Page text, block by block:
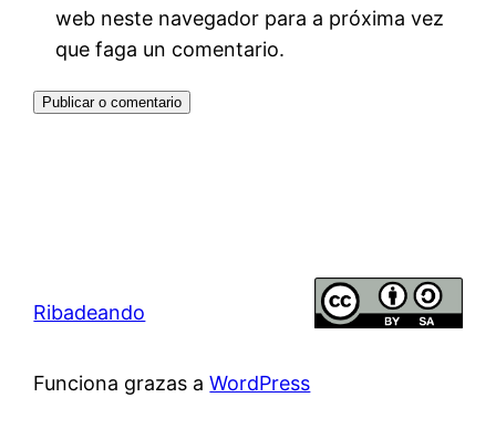
web neste navegador para a próxima vez
que faga un comentario.
Ribadeando
Funciona grazas aWordPress